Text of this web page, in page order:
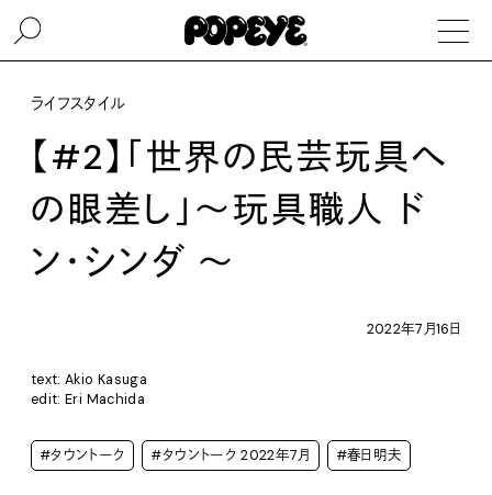
ライフスタイル
【#2】「世界の民芸玩具へ
の眼差し」～玩具職人 ド
ン・シンダ ～
2022年7月16日
text: Akio Kasuga
edit: Eri Machida
#タウントーク #タウントーク 2022年7月 #春日明夫